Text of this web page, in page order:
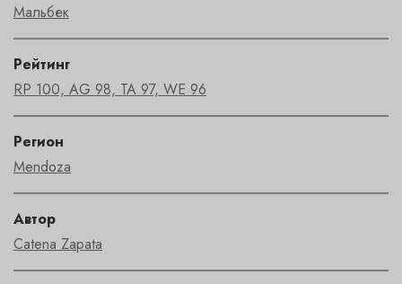
Мальбек
Рейтинг
RP 100, AG 98, TA 97, WE 96
Регион
Mendoza
Автор
Catena Zapata